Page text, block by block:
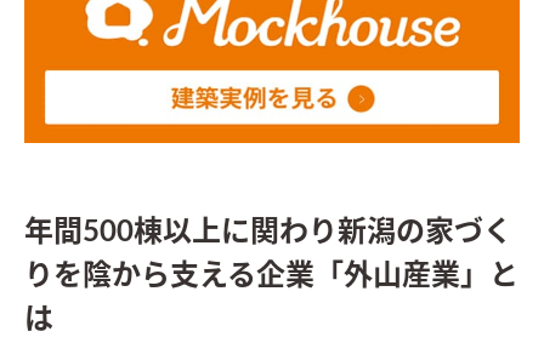
年間500棟以上に関わり新潟の家づく
りを陰から支える企業「外山産業」と
は